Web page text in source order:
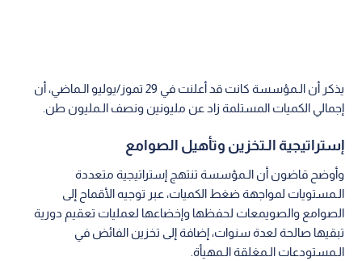
يذكر أن الـمؤسسة كانت قد أعلنت في 29 تموز/يوليو الـماضي، أن
إجمالي الكميات المستلمة زاد عن مليونين ونصف الـمليون طن.
إستراتيجية الـتخزين وتأهيل الصوامع
وأوضح قاضون أن الـمؤسسة تنتهج إستراتيجية متعددة
الـمستويات لمواجهة ضغط الكميات، عبر توجيه الأقماح إلى
الصوامع والصويمعات لحفظها وإخضاعها لعمليات تعقيم دورية
تبقيها صالحة لعدة سنوات، إضافة إلى تخزين الفائض في
الـمستودعات الـمغلقة الـمهيأة.